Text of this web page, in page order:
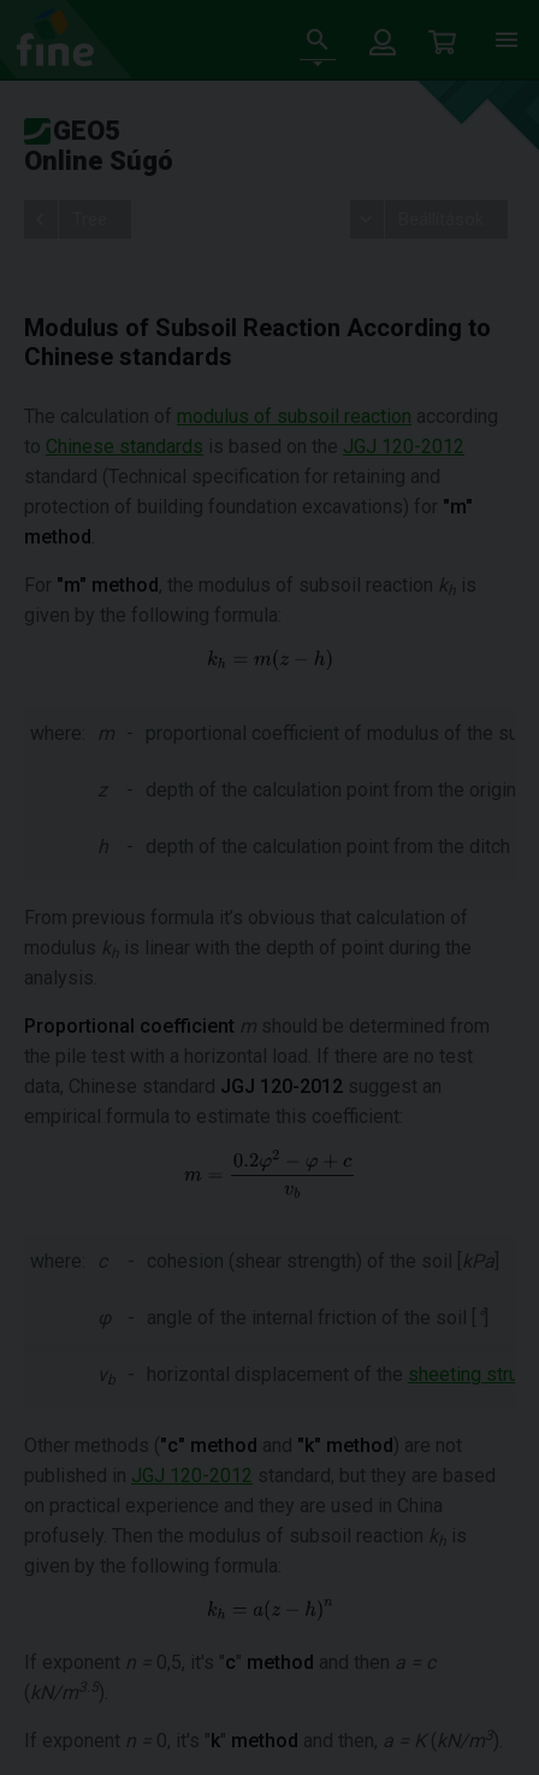
GEO5
Online Súgó
Modulus of Subsoil Reaction According to
Chinese standards
The calculation of modulus of subsoil reaction according
to Chinese standards is based on the JGJ 120-2012
standard (Technical specification for retaining and
protection of building foundation excavations) for "m"
method
For "m" method, the modulus of subsoil reaction kh is
given by the following formula:
where: m - proportional coefficient of modulus of the
z - depth of the calculation point from the original
h - depth of the calculation point from the ditch
From previous formula it’s obvious that calculation of
modulus kh is linear with the depth of point during the
analysis.
Proportional coefficient m should be determined from
the pile test with a horizontal load. If there are no test
data, Chinese standard JGJ 120-2012 suggest an
empirical formula to estimate this coefficient:
where: c - cohesion (shear strength) of the soil [ kPa
φ - angle of the internal friction of the soil [
v b - horizontal displacement of the sheeting
Other methods ( "c" method and "k" method) are not
published in JGJ 120-2012 standard, but they are based
on practical experience and they are used in China
profusely. Then the modulus of subsoil reaction k h
is
given by the following formula:
If exponent n = 0,5, it's "c" method and then a = c
( kN/m 3.5).
If exponent n = 0, it's "k" method and then, a = K( kN/m 3).